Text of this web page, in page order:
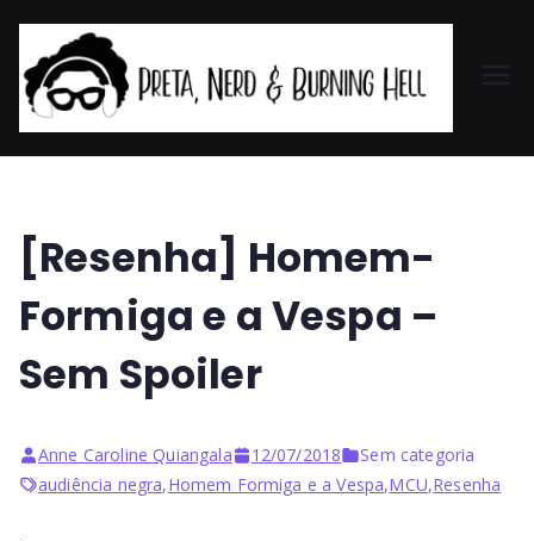
et
&
[Resenha] Homem-
Formiga e a Vespa –
Sem Spoiler
Anne Caroline Quiangala 12/07/2018
Sem categoria
audiência negra,Homem Formiga e a Vespa,MCU,Resenha